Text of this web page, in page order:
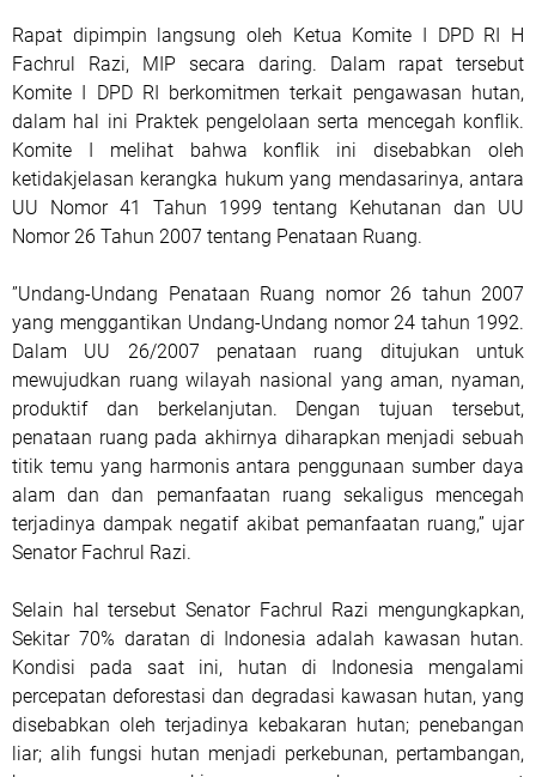
Rapat dipimpin langsung oleh Ketua Komite I DPD RI H
Fachrul Razi, MIP secara daring. Dalam rapat tersebut
Komite I DPD RI berkomitmen terkait pengawasan hutan,
dalam hal ini Praktek pengelolaan serta mencegah konflik.
Komite I melihat bahwa konflik ini disebabkan oleh
ketidakjelasan kerangka hukum yang mendasarinya, antara
UU Nomor 41 Tahun 1999 tentang Kehutanan dan UU
Nomor 26 Tahun 2007 tentang Penataan Ruang.
”Undang-Undang Penataan Ruang nomor 26 tahun 2007
yang menggantikan Undang-Undang nomor 24 tahun 1992.
Dalam UU 26/2007 penataan ruang ditujukan untuk
mewujudkan ruang wilayah nasional yang aman, nyaman,
produktif dan berkelanjutan. Dengan tujuan tersebut,
penataan ruang pada akhirnya diharapkan menjadi sebuah
titik temu yang harmonis antara penggunaan sumber daya
alam dan dan pemanfaatan ruang sekaligus mencegah
terjadinya dampak negatif akibat pemanfaatan ruang,” ujar
Senator Fachrul Razi.
Selain hal tersebut Senator Fachrul Razi mengungkapkan,
Sekitar 70% daratan di Indonesia adalah kawasan hutan.
Kondisi pada saat ini, hutan di Indonesia mengalami
percepatan deforestasi dan degradasi kawasan hutan, yang
disebabkan oleh terjadinya kebakaran hutan; penebangan
liar; alih fungsi hutan menjadi perkebunan, pertambangan,